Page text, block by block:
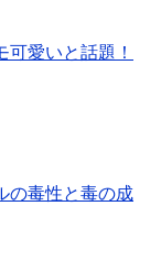
愛いと話題！
の毒性と毒の成